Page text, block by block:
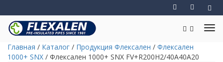
Главная / Каталог / Продукция Флексален / Флексален
1000+ SNX / Флексален 1000+ SNX FV+R200H2/40A40A20